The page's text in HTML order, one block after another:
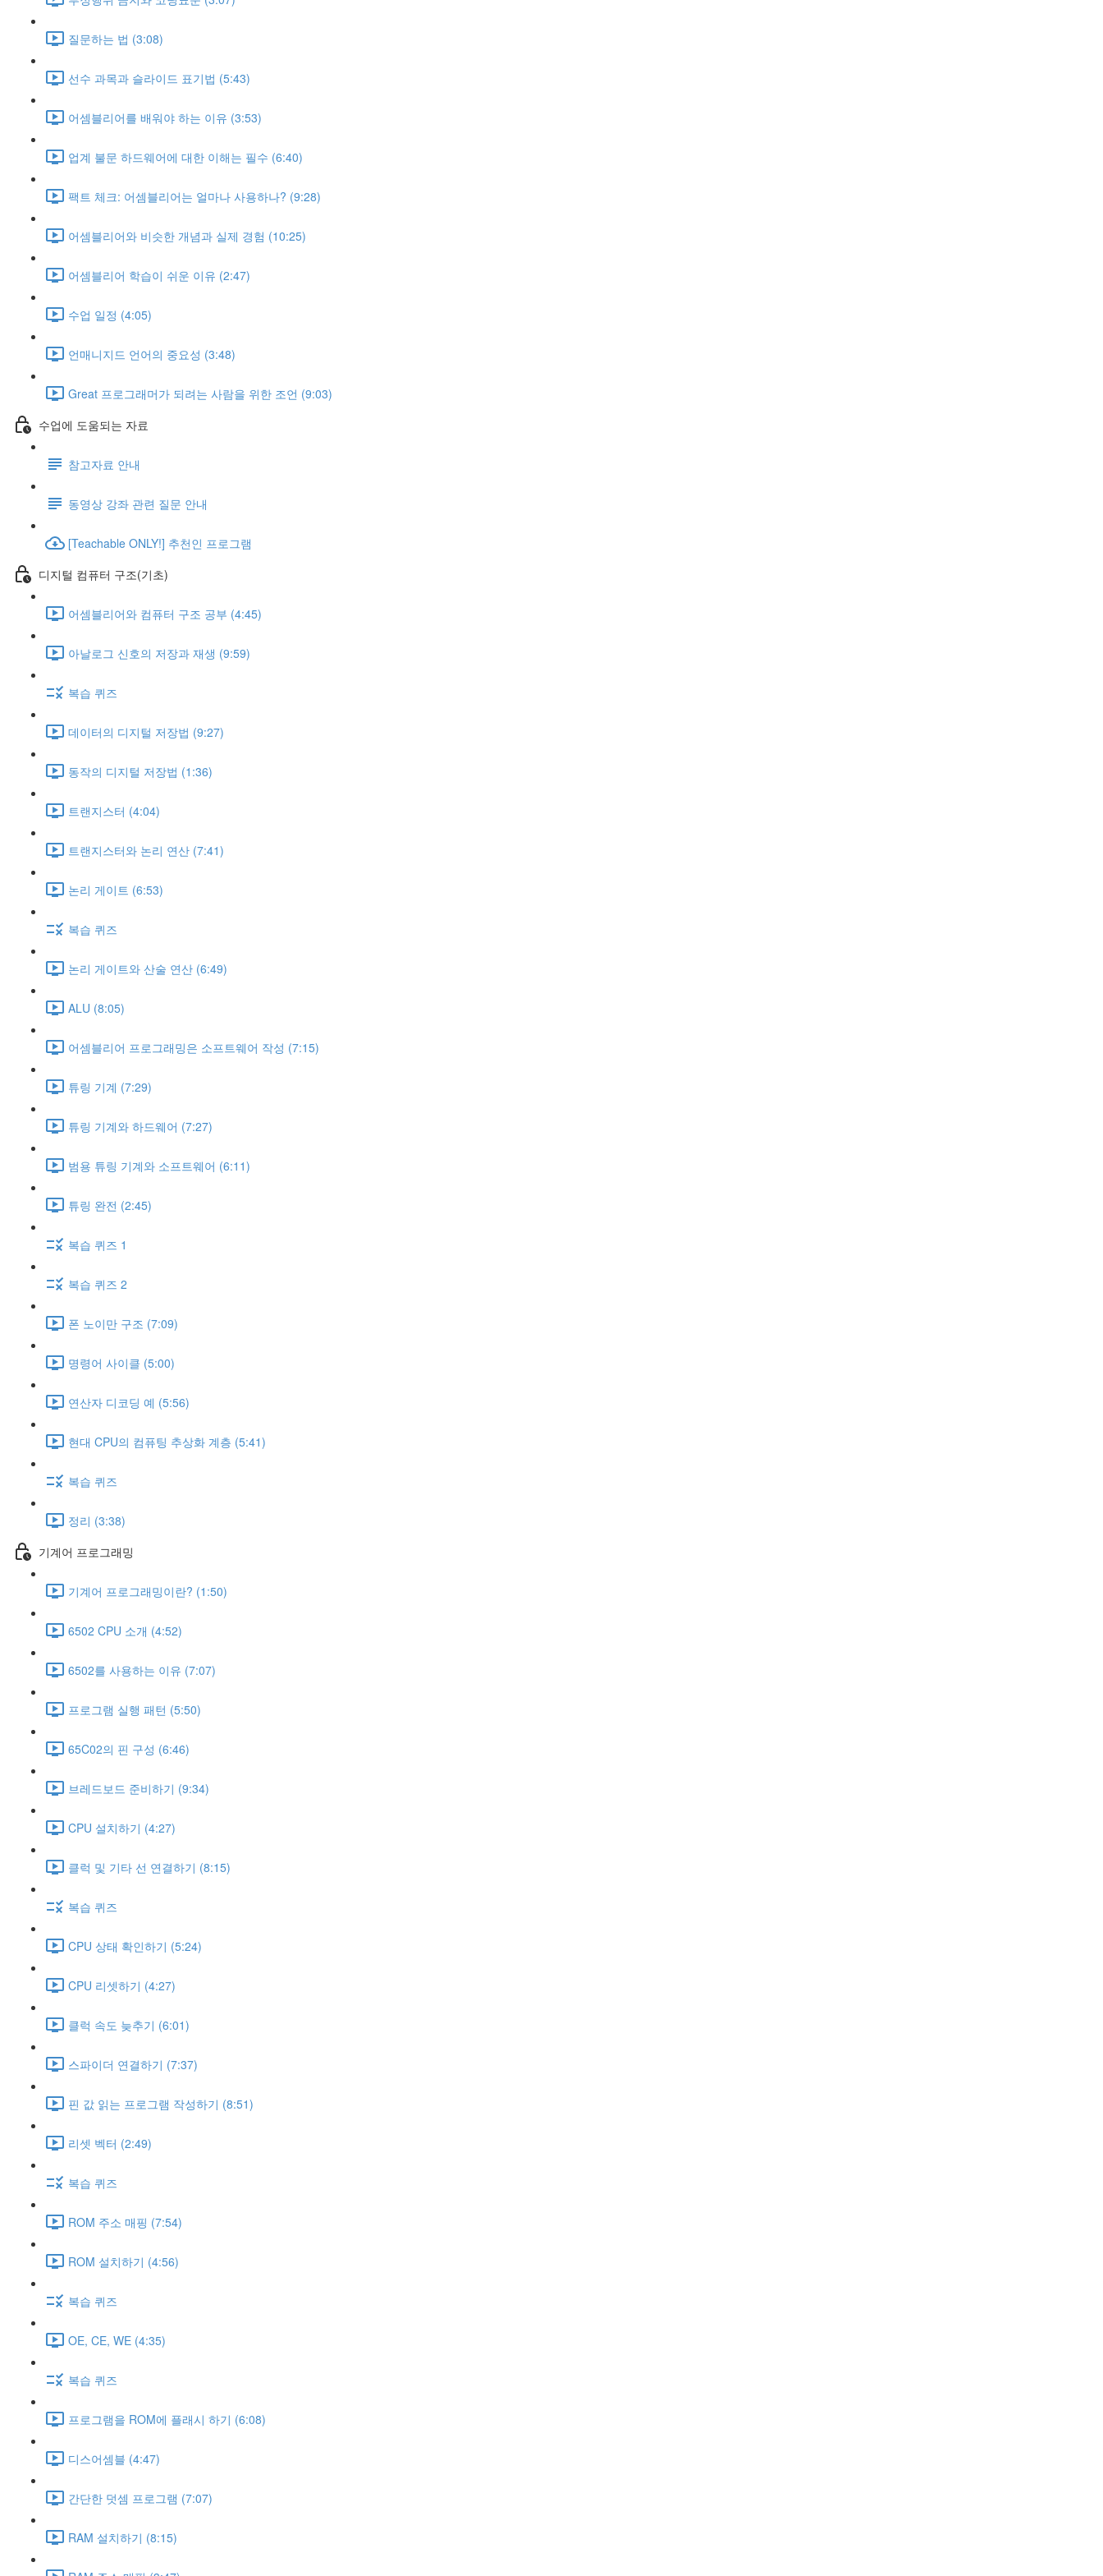
질문하는 법 (3:08)
선수 과목과 슬라이드 표기법 (5:43)
어셈블리어를 배워야 하는 이유 (3:53)
업계 불문 하드웨어에 대한 이해는 필수 (6:40)
팩트 체크: 어셈블리어는 얼마나 사용하나? (9:28)
어셈블리어와 비슷한 개념과 실제 경험 (10:25)
어셈블리어 학습이 쉬운 이유 (2:47)
수업 일정 (4:05)
언매니지드 언어의 중요성 (3:48)
Great 프로그래머가 되려는 사람을 위한 조언 (9:03)
수업에 도움되는 자료
참고자료 안내
동영상 강좌 관련 질문 안내
[Teachable ONLY!] 추천인 프로그램
디지털 컴퓨터 구조(기초)
어셈블리어와 컴퓨터 구조 공부 (4:45)
아날로그 신호의 저장과 재생 (9:59)
복습 퀴즈
데이터의 디지털 저장법 (9:27)
동작의 디지털 저장법 (1:36)
트랜지스터 (4:04)
트랜지스터와 논리 연산 (7:41)
논리 게이트 (6:53)
복습 퀴즈
논리 게이트와 산술 연산 (6:49)
ALU (8:05)
어셈블리어 프로그래밍은 소프트웨어 작성 (7:15)
튜링 기계 (7:29)
튜링 기계와 하드웨어 (7:27)
범용 튜링 기계와 소프트웨어 (6:11)
튜링 완전 (2:45)
복습 퀴즈 1
복습 퀴즈 2
폰 노이만 구조 (7:09)
명령어 사이클 (5:00)
연산자 디코딩 예 (5:56)
현대 CPU의 컴퓨팅 추상화 계층 (5:41)
복습 퀴즈
정리 (3:38)
기계어 프로그래밍
기계어 프로그래밍이란? (1:50)
6502 CPU 소개 (4:52)
6502를 사용하는 이유 (7:07)
프로그램 실행 패턴 (5:50)
65C02의 핀 구성 (6:46)
브레드보드 준비하기 (9:34)
CPU 설치하기 (4:27)
클럭 및 기타 선 연결하기 (8:15)
복습 퀴즈
CPU 상태 확인하기 (5:24)
CPU 리셋하기 (4:27)
클럭 속도 늦추기 (6:01)
스파이더 연결하기 (7:37)
핀 값 읽는 프로그램 작성하기 (8:51)
리셋 벡터 (2:49)
복습 퀴즈
ROM 주소 매핑 (7:54)
ROM 설치하기 (4:56)
복습 퀴즈
OE, CE, WE (4:35)
복습 퀴즈
프로그램을 ROM에 플래시 하기 (6:08)
디스어셈블 (4:47)
간단한 덧셈 프로그램 (7:07)
RAM 설치하기 (8:15)